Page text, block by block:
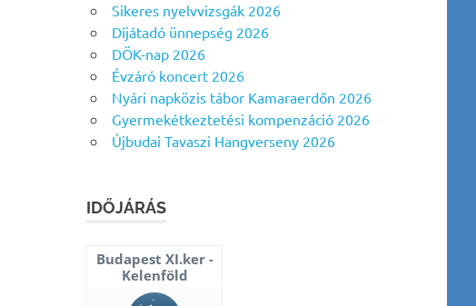
Sikeres nyelvvizsgák 2026
Díjátadó ünnepség 2026
DÖK-nap 2026
Évzáró koncert 2026
Nyári napközis tábor Kamaraerdőn 2026
Gyermekétkeztetési kompenzáció 2026
Újbudai Tavaszi Hangverseny 2026
IDŐJÁRÁS